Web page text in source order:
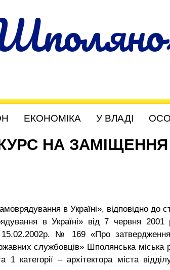
ЕКОНОМІКА У ВЛАДІ
НА ЗАМІЩЕННЯ
в Україні», відповідно до
в Україні» від 7 червня
15.02.2002р. № 169 «Про
службовців» Шполянська міська
1 категорії – архітектора міста